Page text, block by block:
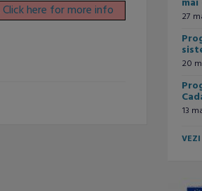
Click here for more info mai
27
20
13